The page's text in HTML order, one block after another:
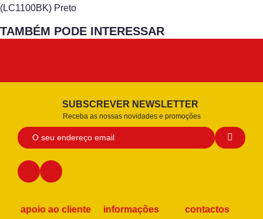
(LC1100BK) Preto
TAMBÉM PODE INTERESSAR
SUBSCREVER NEWSLETTER
Receba as nossas novidades e promoções
apoio ao cliente informações contactos